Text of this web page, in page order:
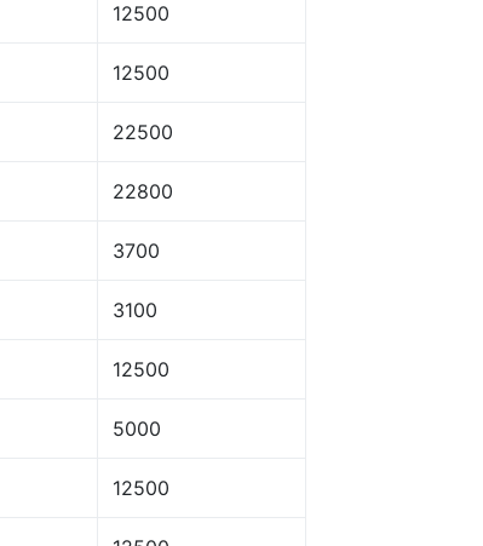
12500
12500
22500
22800
3700
3100
12500
5000
12500